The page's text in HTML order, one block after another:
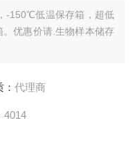
优惠价请.生物样本储存
代理商
4014